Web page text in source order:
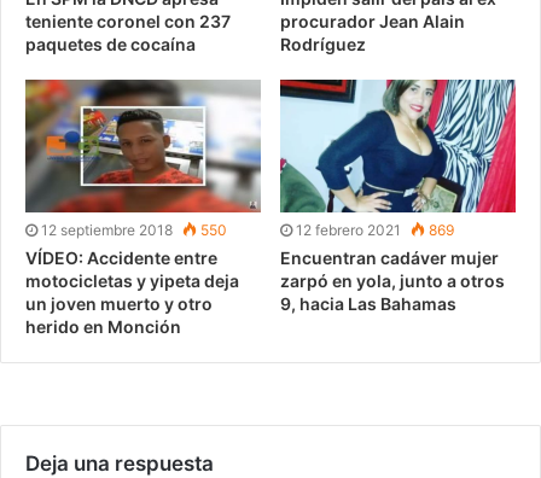
teniente coronel con 237
paquetes de cocaína
procurador Jean Alain
Rodríguez
12 septiembre 2018 550
VÍDEO: Accidente entre
motocicletas y yipeta deja
un joven muerto y otro
herido en Monción
12 febrero 2021 869
Encuentran cadáver mujer
zarpó en yola, junto a otros
9, hacia Las Bahamas
Deja una respuesta